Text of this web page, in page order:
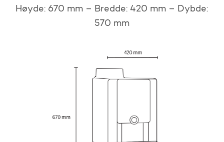
Høyde: 670 mm – Bredde: 420 mm – Dybde:
570 mm